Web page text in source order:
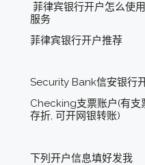
菲律宾银行开户怎么使
服务
菲律宾银行开户推荐
Security Bank信安银行
Checking支票账户(有支
存折, 可开网银转账)
下列开户信息填好发我